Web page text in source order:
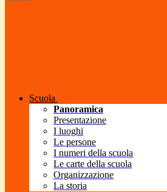
Scuola
Panoramica
Presentazione
I luoghi
Le persone
I numeri della scuola
Le carte della scuola
Organizzazione
La storia